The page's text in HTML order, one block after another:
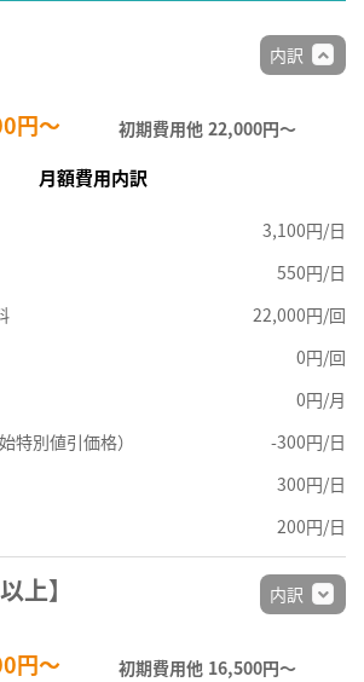
円～ 初期費用他 22,000円〜
内訳
月額費用内訳
3,100円/日
550円/日
22,000円/回
0円/回
0円/月
特別値引価格）
-300円/日
300円/日
200円/日
上】
円～ 初期費用他 16,500円〜
内訳